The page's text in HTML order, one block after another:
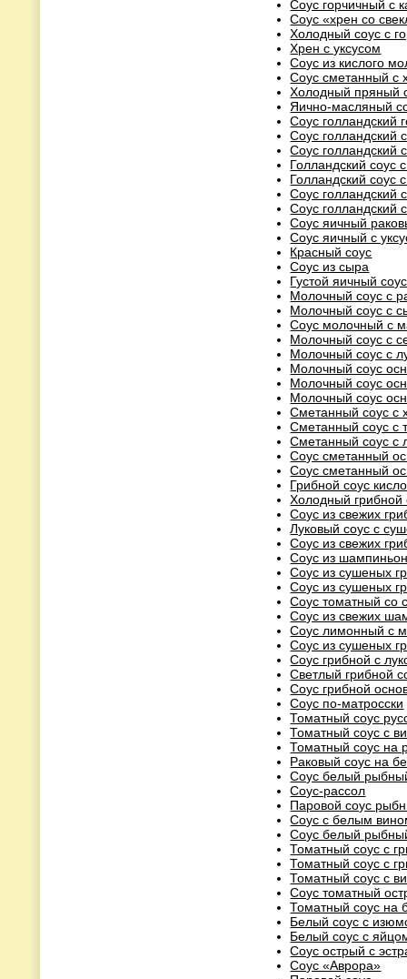
Соус горчичный с
Соус «хрен со
Холодный соус с
Хрен с уксусом
Соус из кислого
Соус сметанный с
Холодный пряный
Яично-масляный
Соус голландский
Соус голландский
Соус голландский
Голландский
Голландский соус
Соус
Соус
Соус яичный
Соус яичный с
Красный соус
Соус из сыра
Густой яичный соус
Молочный соус с
Молочный соус с
Соус молочный с
Молочный соус с
Молочный соус с
Молочный соус
Молочный соус
Молочный соус
Сметанный соус с
Сметанный соус с
Сметанный соус с
Соус сметанный
Соус сметанный
Грибной соус
Холодный грибной
Соус из свежих
Луковый соус с
Соус из свежих
Соус из
Соус из сушеных
Соус из сушеных
Соус томатный со
Соус из свежих
Соус лимонный с
Соус из сушеных
Соус грибной с
Светлый грибной
Соус грибной
Соус по-матросски
Томатный соус
Томатный соус с
Томатный соус на
Раковый соус на
Соус белый
Соус-рассол
Паровой соус
Соус с белым
Соус белый
Томатный соус с
Томатный соус с
Томатный соус с
Соус томатный
Томатный соус на
Белый соус с
Белый соус с
Соус острый с
Соус «Аврора»